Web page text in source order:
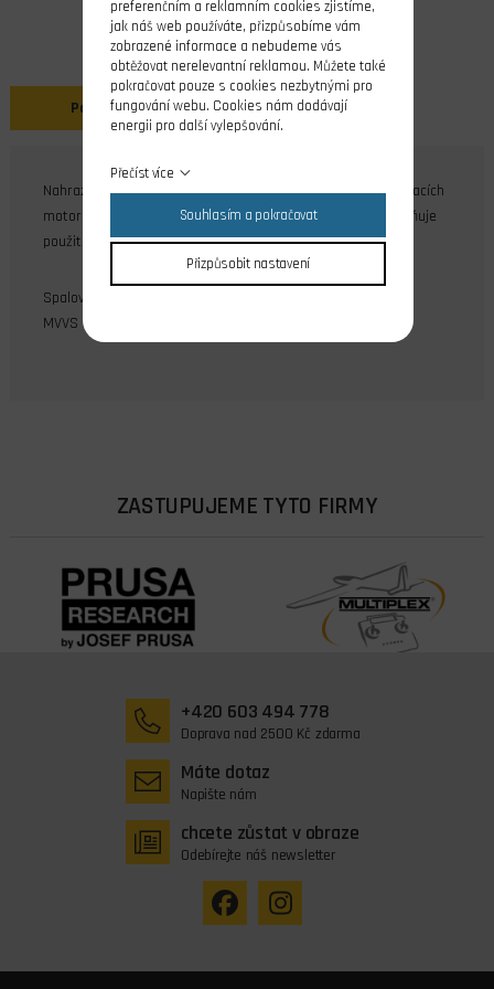
Popis
Nahrazuje matice a podložky vrtule u modelářských spalovacích
motorů. Tvar matice zaručuje vysokou bezpečnost a umožňuje
použití elektrického starteru.
Spalovací motory, pro které lze tuto matici použít:
MVVS 1.20
ZASTUPUJEME TYTO FIRMY
+420 603 494 778
Doprava nad 2500 Kč zdarma
Máte dotaz
Napište nám
chcete zůstat v obraze
Odebírejte náš newsletter
preferenčním a reklamním cookies zjistíme,
jak náš web používáte, přizpůsobíme vám
zobrazené informace a nebudeme vás
obtěžovat nerelevantní reklamou. Můžete také
pokračovat pouze s cookies nezbytnými pro
fungování webu. Cookies nám dodávají
energii pro další vylepšování.
Přečíst více
Souhlasím a pokračovat
Přizpůsobit nastavení